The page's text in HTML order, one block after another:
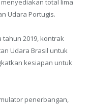
total lima
Udara Portugis.
2019, kontrak
Udara Brasil untuk
kesiapan untuk
penerbangan,